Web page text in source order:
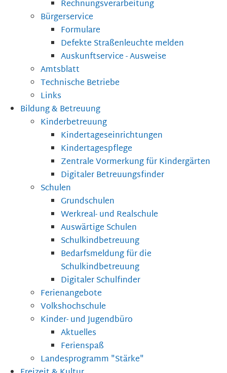
Rechnungsverarbeitung
Bürgerservice
Formulare
Defekte Straßenleuchte melden
Auskunftservice - Ausweise
Amtsblatt
Technische Betriebe
Links
Bildung & Betreuung
Kinderbetreuung
Kindertageseinrichtungen
Kindertagespflege
Zentrale Vormerkung für Kindergärten
Digitaler Betreuungsfinder
Schulen
Grundschulen
Werkreal- und Realschule
Auswärtige Schulen
Schulkindbetreuung
Bedarfsmeldung für die
Schulkindbetreuung
Digitaler Schulfinder
Ferienangebote
Volkshochschule
Kinder- und Jugendbüro
Aktuelles
Ferienspaß
Landesprogramm "Stärke"